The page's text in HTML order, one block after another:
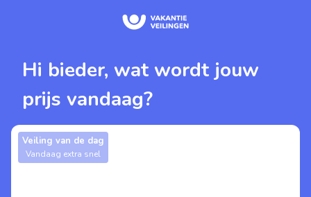
Hi bieder, wat wordt jouw
prijs vandaag?
Veiling van de dag
Vandaag extra snel